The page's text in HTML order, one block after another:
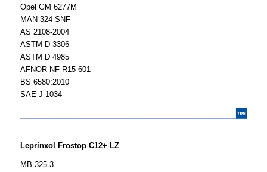
Opel GM 6277M
MAN 324 SNF
AS 2108-2004
ASTM D 3306
ASTM D 4985
AFNOR NF R15-601
BS 6580:2010
SAE J 1034
Leprinxol Frostop C12+ LZ
MB 325.3